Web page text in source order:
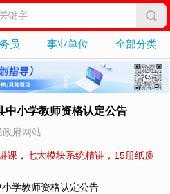
员 事业单位 全部分类
中小学教师资格认定公告
政府网站
课，七大模块系统精讲，15册纸质
学教师资格认定公告